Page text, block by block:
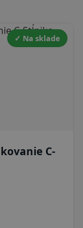
✓ Na sklade
C-